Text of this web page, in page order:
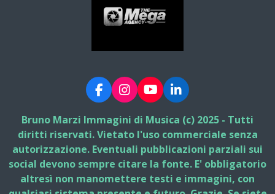
F
a
c
e
b
o
o
k
I
n
s
t
a
g
r
a
m
Y
o
u
T
u
b
e
L
i
n
k
e
d
I
n
Bruno Marzi Immagini di Musica (c) 2025 - Tutti
diritti riservati. Vietato l'uso commerciale senza
autorizzazione. Eventuali pubblicazioni parziali sui
social devono sempre citare la fonte. E' obbligatorio
altresì non manomettere testi e immagini, con